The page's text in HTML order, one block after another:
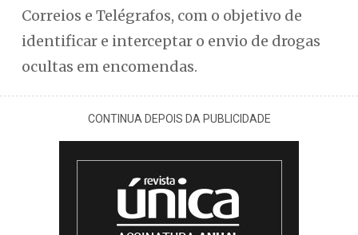
Correios e Telégrafos, com o objetivo de
identificar e interceptar o envio de drogas
ocultas em encomendas.
CONTINUA DEPOIS DA PUBLICIDADE